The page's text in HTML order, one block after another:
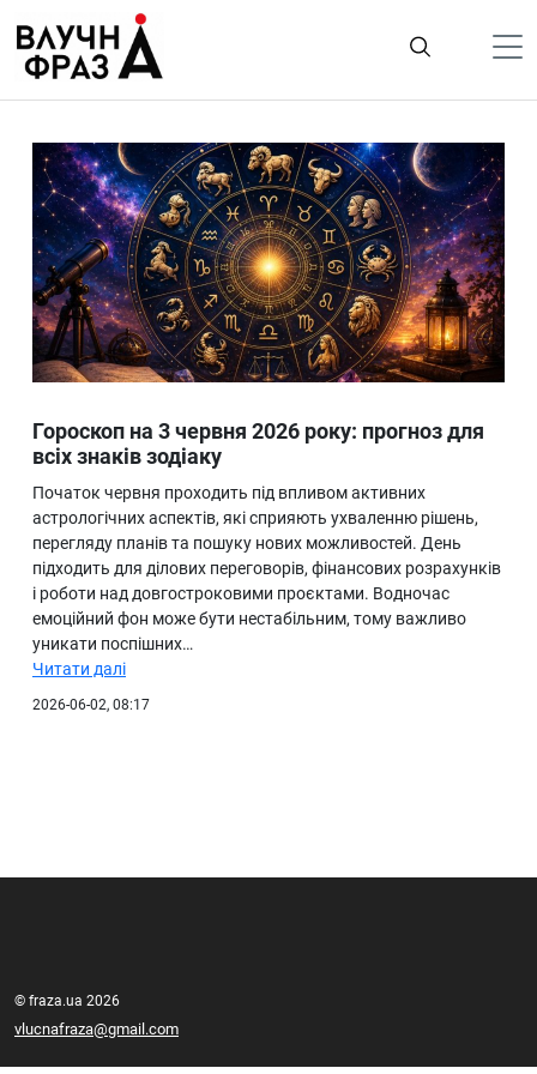
содержимому
Гроші
Життя
Лайфстайл
ТехноНаука
Людина
Ukraine
Про нас
Гороскоп на 3 червня 2026 року: прогноз для
всіх знаків зодіаку
Початок червня проходить під впливом активних
астрологічних аспектів, які сприяють ухваленню рішень,
перегляду планів та пошуку нових можливостей. День
підходить для ділових переговорів, фінансових розрахунків
і роботи над довгостроковими проєктами. Водночас
емоційний фон може бути нестабільним, тому важливо
уникати поспішних…
Читати далі
2026-06-02, 08:17
© fraza.ua 2026
vlucnafraza@gmail.com